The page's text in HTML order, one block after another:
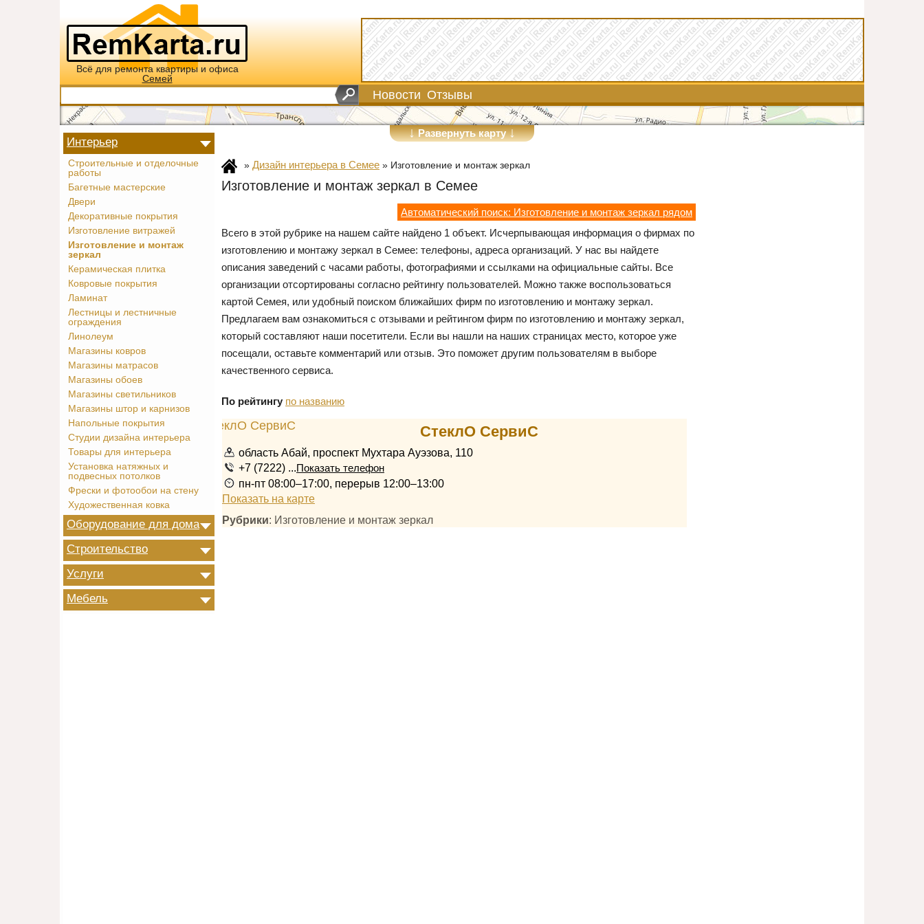
Всё для ремонта квартиры и офиса
Семей
Новости Отзывы
↓Развернуть карту↓
Интерьер
Строительные и отделочные
работы
Багетные мастерские
Двери
Декоративные покрытия
Изготовление витражей
Изготовление и монтаж
зеркал
Керамическая плитка
Ковровые покрытия
Ламинат
Лестницы и лестничные
ограждения
Линолеум
Магазины ковров
Магазины матрасов
Магазины обоев
Магазины светильников
Магазины штор и карнизов
Напольные покрытия
Студии дизайна интерьера
Товары для интерьера
Установка натяжных и
подвесных потолков
Фрески и фотообои на стену
Художественная ковка
Оборудование для дома
Строительство
Услуги
Мебель
» Дизайн интерьера в Семее » Изготовление и монтаж зеркал
Изготовление и монтаж зеркал в Семее
Автоматический поиск: Изготовление и монтаж зеркал рядом
Всего в этой рубрике на нашем сайте найдено 1 объект. Исчерпывающая информация о фирмах по
изготовлению и монтажу зеркал в Семее: телефоны, адреса организаций. У нас вы найдете
описания заведений с часами работы, фотографиями и ссылками на официальные сайты. Все
организации отсортированы согласно рейтингу пользователей. Можно также воспользоваться
картой Семея, или удобный поиском ближайших фирм по изготовлению и монтажу зеркал.
Предлагаем вам ознакомиться с отзывами и рейтингом фирм по изготовлению и монтажу зеркал,
который составляют наши посетители. Если вы нашли на наших страницах место, которое уже
посещали, оставьте комментарий или отзыв. Это поможет другим пользователям в выборе
качественного сервиса.
По рейтингу по названию
СтеклО СервиС
область Абай, проспект Мухтара Ауэзова, 110
+7 (7222) ...Показать телефон
пн-пт 08:00–17:00, перерыв 12:00–13:00
Показать на карте
Рубрики: Изготовление и монтаж зеркал